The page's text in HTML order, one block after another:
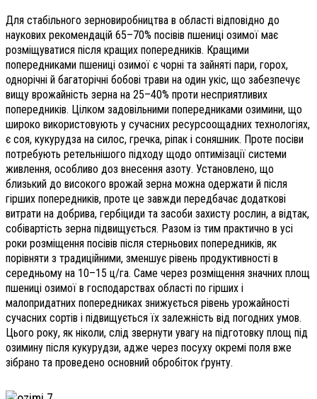
Для стабільного зерновиробництва в області відповідно до
наукових рекомендацій 65–70% посівів пшениці озимої має
розміщуватися після кращих попередників. Кращими
попередниками пшениці озимої є чорні та зайняті пари, горох,
однорічні й багаторічні бобові трави на один укіс, що забезпечує
вищу врожайність зерна на 25–40% проти несприятливих
попередників. Цілком задовільними попередниками озимини, що
широко використовують у сучасних ресурсоощадних технологіях,
є соя, кукурудза на силос, гречка, ріпак і соняшник. Проте посіви
потребують ретельнішого підходу щодо оптимізації системи
живлення, особливо доз внесення азоту. Установлено, що
близький до високого врожай зерна можна одержати й після
гірших попередників, проте це завжди передбачає додаткові
витрати на добрива, гербіциди та засоби захисту рослин, а відтак,
собівартість зерна підвищується. Разом із тим практично в усі
роки розміщення посівів після стерньових попередників, як
порівняти з традиційними, зменшує рівень продуктивності в
середньому на 10–15 ц/га. Саме через розміщення значних площ
пшениці озимої в господарствах області по гірших і
малопридатних попередниках знижується рівень урожайності
сучасних сортів і підвищується їх залежність від погодних умов.
Цього року, як ніколи, слід звернути увагу на підготовку площ під
озимину після кукурудзи, адже через посуху окремі поля вже
зібрано та проведено основний обробіток ґрунту.